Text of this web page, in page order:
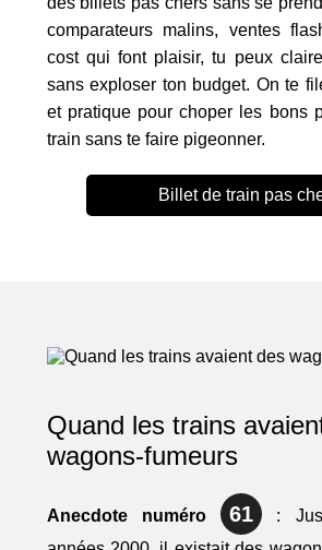
comparateurs malins, ventes
cost qui font plaisir, tu peux
sans exploser ton budget. On te
et pratique pour choper les bons
train sans te faire pigeonner.
Billet de train pas
Quand les trains
wagons-fumeurs
Anecdote numéro 61
: